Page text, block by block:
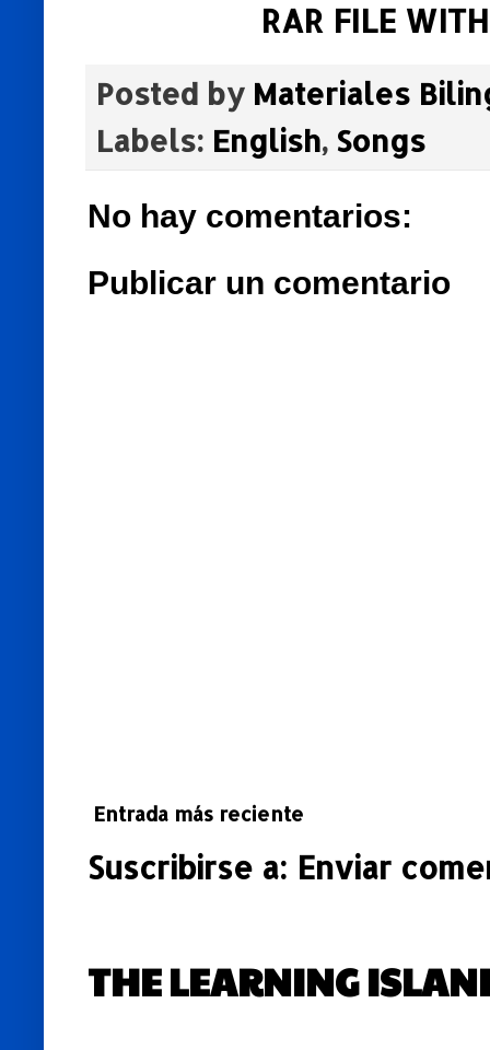
RAR FILE
Posted by Materiales
Labels: English, Songs
No hay comentarios:
Publicar un comentario
Entrada más reciente
Suscribirse a: Enviar
THE LEARNING